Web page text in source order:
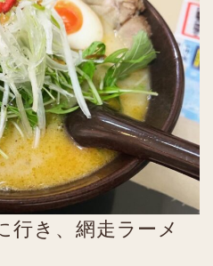
行き、網走ラーメ